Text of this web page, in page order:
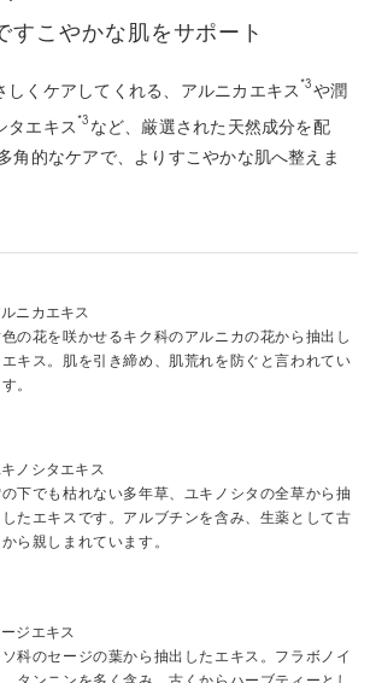
すこやかな肌をサポート
しくケアしてくれる、アルニカエキス *3や潤
タエキス*3 など、厳選された天然成分を配
角的なケアで、よりすこやかな肌へ整えま
ルニカエキス
の花を咲かせるキク科のアルニカの花から抽出し
キス。肌を引き締め、肌荒れを防ぐと言われてい
。
ノシタエキス
の下でも枯れない多年草、ユキノシタの全草から抽
たエキスです。アルブチンを含み、生薬として古
から親しまれています。
ジエキス
ソ科のセージの葉から抽出したエキス。フラボノイ